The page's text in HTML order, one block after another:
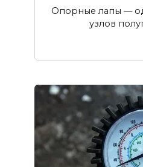
Опорные лапы —
узлов